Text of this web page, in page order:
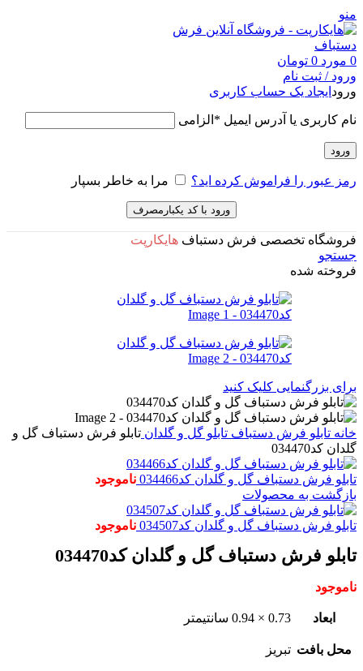
منو
0 مورد 0 تومان
ورود / ثبت نام
ورود ایجاد یک حساب کاربری
نام کاربری یا آدرس ایمیل * الزامی
ورود
رمز عبور را فراموش کرده اید؟ مرا به خاطر بسپار
ورود با کد یکبارمصرف
فروشگاه تخصصی فرش دستباف هایکارپت
جستجو
فروخته شده
برای بزرگنمایی کلیک کنید
خانه تابلو فرش دستباف تابلو گل و گلدان تابلو فرش دستباف گل و
گلدان کد034470
تابلو فرش دستباف گل و گلدان کد034466
ناموجود
بازگشت به محصولات
تابلو فرش دستباف گل و گلدان کد034507 ناموجود
تابلو فرش دستباف گل و گلدان کد034470
ناموجود
ابعاد 0.73 × 0.94 سانتیمتر
محل بافت تبریز